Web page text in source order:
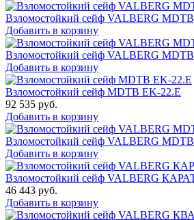
Взломостойкий сейф VALBERG
Добавить в корзину
Взломостойкий сейф VALBERG
Добавить в корзину
Взломостойкий сейф MDTB EK-22.E
92 535 руб.
Добавить в корзину
Взломостойкий сейф VALBERG
Добавить в корзину
Взломостойкий сейф VALBERG
46 443 руб.
Добавить в корзину